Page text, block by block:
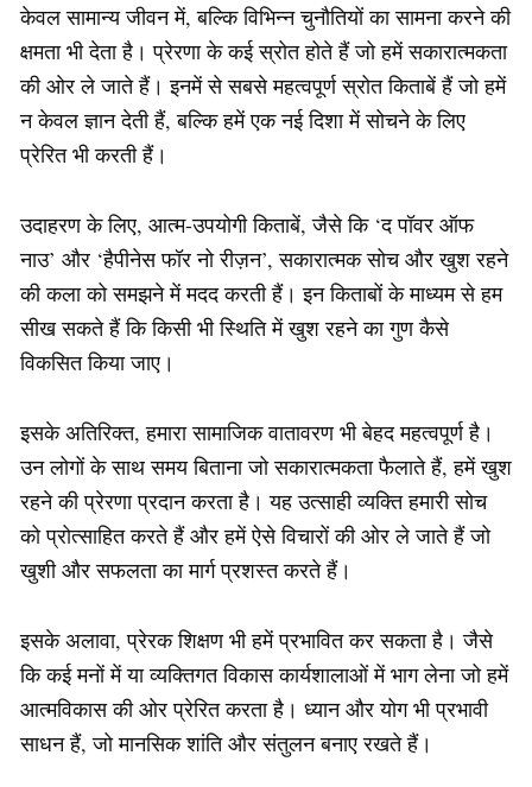
केवल सामान्य जीवन में, बल्कि विभिन्न चुनौतियों का सामना करने की
क्षमता भी देता है। प्रेरणा के कई स्रोत होते हैं जो हमें सकारात्मकता
की ओर ले जाते हैं। इनमें से सबसे महत्वपूर्ण स्रोत किताबें हैं जो हमें
न केवल ज्ञान देती हैं, बल्कि हमें एक नई दिशा में सोचने के लिए
प्रेरित भी करती हैं।
उदाहरण के लिए, आत्म-उपयोगी किताबें, जैसे कि ‘द पॉवर ऑफ
नाउ’ और ‘हैपीनेस फॉर नो रीज़न’, सकारात्मक सोच और खुश रहने
की कला को समझने में मदद करती हैं। इन किताबों के माध्यम से हम
सीख सकते हैं कि किसी भी स्थिति में खुश रहने का गुण कैसे
विकसित किया जाए।
इसके अतिरिक्त, हमारा सामाजिक वातावरण भी बेहद महत्वपूर्ण है।
उन लोगों के साथ समय बिताना जो सकारात्मकता फैलाते हैं, हमें खुश
रहने की प्रेरणा प्रदान करता है। यह उत्साही व्यक्ति हमारी सोच
को प्रोत्साहित करते हैं और हमें ऐसे विचारों की ओर ले जाते हैं जो
खुशी और सफलता का मार्ग प्रशस्त करते हैं।
इसके अलावा, प्रेरक शिक्षण भी हमें प्रभावित कर सकता है। जैसे
कि कई मनाें में या व्यक्तिगत विकास कार्यशालाओं में भाग लेना जो हमें
आत्मविकास की ओर प्रेरित करता है। ध्यान और योग भी प्रभावी
साधन हैं, जो मानसिक शांति और संतुलन बनाए रखते हैं।